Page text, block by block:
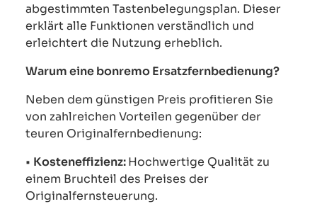
abgestimmten Tastenbelegungsplan. Dieser
erklärt alle Funktionen verständlich und
erleichtert die Nutzung erheblich.
Warum eine bonremo Ersatzfernbedienung?
Neben dem günstigen Preis profitieren Sie
von zahlreichen Vorteilen gegenüber der
teuren Originalfernbedienung:
• Kosteneffizienz:Hochwertige Qualität zu
einem Bruchteil des Preises der
Originalfernsteuerung.